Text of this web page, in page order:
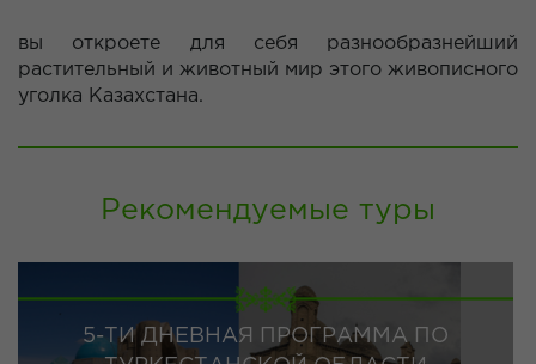
вы откроете для себя разнообразнейший
растительный и животный мир этого живописного
уголка Казахстана.
Рекомендуемые туры
5-ТИ ДНЕВНАЯ ПРОГРАММА ПО